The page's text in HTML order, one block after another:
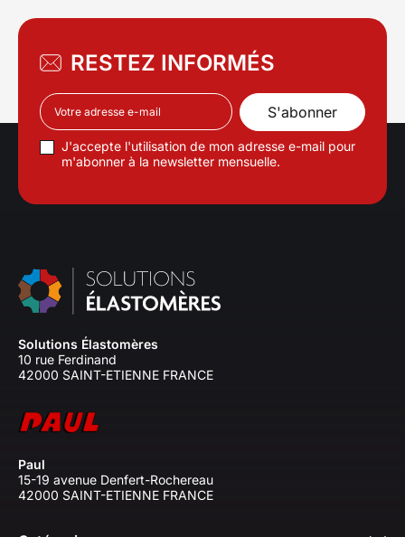
RESTEZ INFORMÉS
J'accepte l'utilisation de mon adresse e-mail pour
m'abonner à la newsletter mensuelle.
Solutions Élastomères
10 rue Ferdinand
42000 SAINT-ETIENNE FRANCE
Paul
15-19 avenue Denfert-Rochereau
42000 SAINT-ETIENNE FRANCE